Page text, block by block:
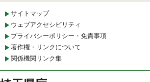
サイトマップ
ウェブアクセシビリティ
プライバシーポリシー・免責事項
著作権・リンクについて
関係機関リンク集